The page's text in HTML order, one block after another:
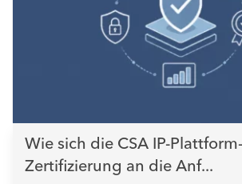
Wie sich die CSA IP-Plattform-
Zertifizierung an die Anf...